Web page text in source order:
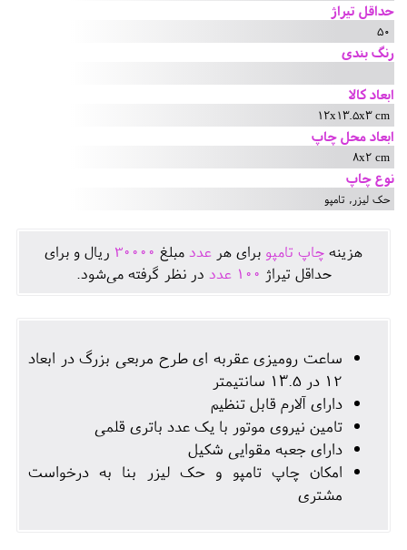
حداقل تیراژ
50
رنگ بندی
ابعاد کالا
12x13.5x3 cm
ابعاد محل چاپ
8x2 cm
نوع چاپ
حک لیزر, تامپو
هزينه چاپ تامپو برای هر عدد مبلغ 30000 ريال و برای
حداقل تيراژ 100 عدد در نظر گرفته می‌شود.
ساعت رومیزی عقربه ای طرح مربعی بزرگ در ابعاد
12 در 13.5 سانتیمتر
دارای آلارم قابل تنظیم
تامین نیروی موتور با یک عدد باتری قلمی
دارای جعبه مقوایی شکیل
امکان چاپ تامپو و حک لیزر بنا به درخواست
مشتری